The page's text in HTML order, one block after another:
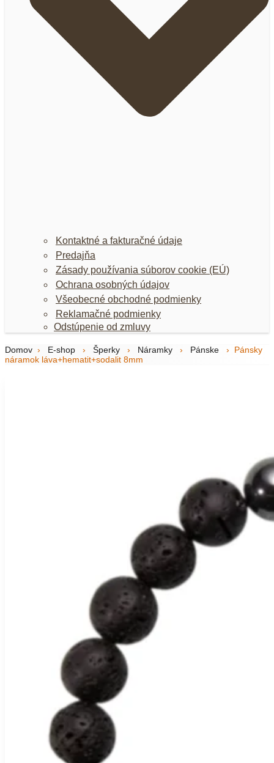
Kontaktné a fakturačné údaje
Predajňa
Zásady používania súborov cookie (EÚ)
Ochrana osobných údajov
Všeobecné obchodné podmienky
Reklamačné podmienky
Odstúpenie od zmluvy
Domov › E-shop › Šperky › Náramky › Pánske ›
Pánsky
náramok láva+hematit+sodalit 8mm